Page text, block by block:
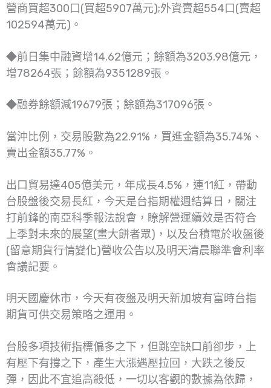
營商買超300口(買超5907萬元);外資賣超554口(賣超
102594萬元)。
◆前日集中融資增14.62億元；餘額為3203.98億元，
增78264張；餘額為9351289張。
◆融券餘額減19679張；餘額為317096張。
當沖比例，交易股數為22.91%，買進金額為35.74%、
賣出金額35.77%。
出口貿易達405億美元，年成長4.5%，連11紅，帶動
台股盤後交易長紅，今天是台指期權週結算日，關注
打前鋒的南亞科季報法說會，瞭解營運續效是否符合
上季對未來的展望(畫大餅者眾)，以及台積電於收盤後
(留意期貨行情變化)營收公告以及明天清晨聯準會利率
會議記要。
明天國慶休市，今天有夜盤及明天新加坡有富時台指
期貨可供交易策略之運用。
台股多項技術指標偏多之下，但跳空缺口前卻步，上
有壓下有撐之下，產生大漲遇壓拉回，大跌之後反
彈，因此不宜追高殺低，一切以客觀的數據為依歸，